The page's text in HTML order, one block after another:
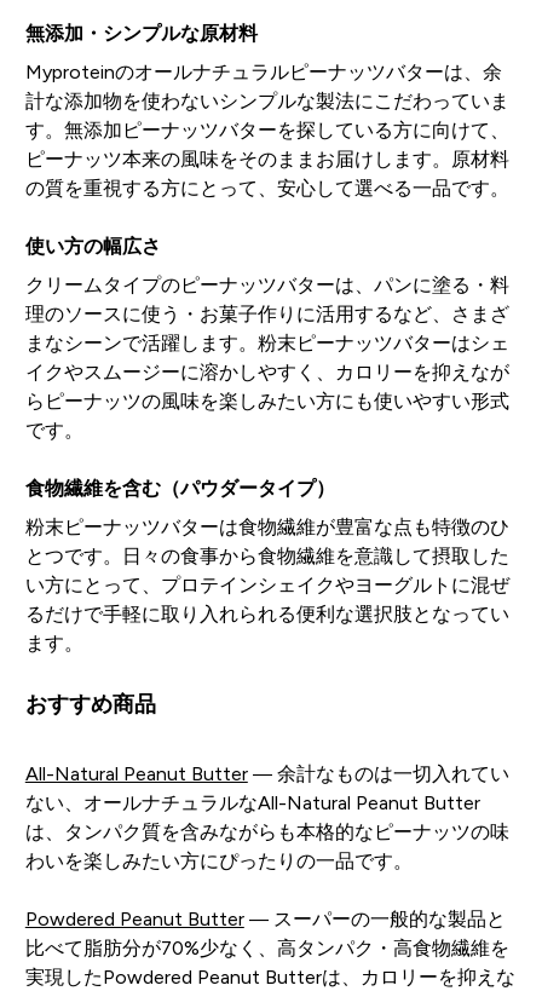
無添加・シンプルな原材料
Myproteinのオールナチュラルピーナッツバターは、余
計な添加物を使わないシンプルな製法にこだわっていま
す。無添加ピーナッツバターを探している方に向けて、
ピーナッツ本来の風味をそのままお届けします。原材料
の質を重視する方にとって、安心して選べる一品です。
使い方の幅広さ
クリームタイプのピーナッツバターは、パンに塗る・料
理のソースに使う・お菓子作りに活用するなど、さまざ
まなシーンで活躍します。粉末ピーナッツバターはシェ
イクやスムージーに溶かしやすく、カロリーを抑えなが
らピーナッツの風味を楽しみたい方にも使いやすい形式
です。
食物繊維を含む（パウダータイプ）
粉末ピーナッツバターは食物繊維が豊富な点も特徴のひ
とつです。日々の食事から食物繊維を意識して摂取した
い方にとって、プロテインシェイクやヨーグルトに混ぜ
るだけで手軽に取り入れられる便利な選択肢となってい
ます。
おすすめ商品
All-Natural Peanut Butter— 余計なものは一切入れてい
ない、オールナチュラルなAll-Natural Peanut Butter
は、タンパク質を含みながらも本格的なピーナッツの味
わいを楽しみたい方にぴったりの一品です。
Powdered Peanut Butter— スーパーの一般的な製品と
比べて脂肪分が70%少なく、高タンパク・高食物繊維を
実現したPowdered Peanut Butterは、カロリーを抑えな